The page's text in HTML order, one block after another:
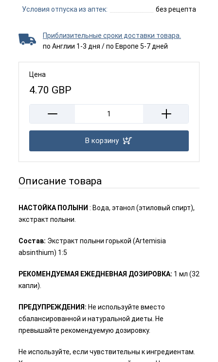
Условия отпуска из аптек: без рецепта
Приблизительные сроки доставки товара.
по Англии 1-3 дня / по Европе 5-7 дней
Цена
4.70 GBP
В корзину
Описание товара
НАСТОЙКА ПОЛЫНИ : Вода, этанол (этиловый спирт),
экстракт полыни.
Состав: Экстракт полыни горькой (Artemisia
absinthium) 1:5
РЕКОМЕНДУЕМАЯ ЕЖЕДНЕВНАЯ ДОЗИРОВКА: 1 мл (32
капли).
ПРЕДУПРЕЖДЕНИЯ: Не используйте вместо
сбалансированной и натуральной диеты. Не
превышайте рекомендуемую дозировку.
Не используйте, если чувствительны к ингредиентам.